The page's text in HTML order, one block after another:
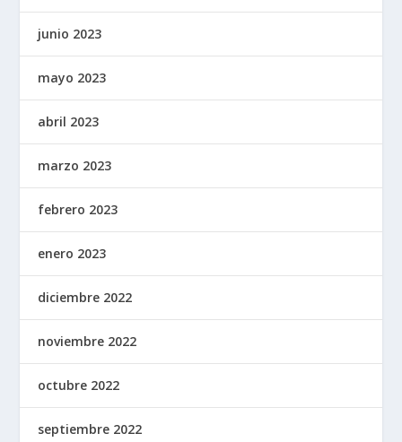
junio 2023
mayo 2023
abril 2023
marzo 2023
febrero 2023
enero 2023
diciembre 2022
noviembre 2022
octubre 2022
septiembre 2022